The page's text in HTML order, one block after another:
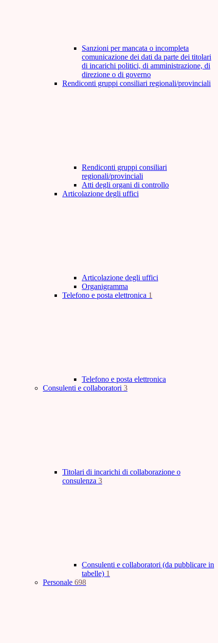
Sanzioni per mancata o incompleta
comunicazione dei dati da parte dei titolari
di incarichi politici, di amministrazione, di
direzione o di governo
Rendiconti gruppi consiliari regionali/provinciali
Rendiconti gruppi consiliari
regionali/provinciali
Atti degli organi di controllo
Articolazione degli uffici
Articolazione degli uffici
Organigramma
Telefono e posta elettronica 1
Telefono e posta elettronica
Consulenti e collaboratori 3
Titolari di incarichi di collaborazione o
consulenza 3
Consulenti e collaboratori (da pubblicare in
tabelle) 1
Personale 698